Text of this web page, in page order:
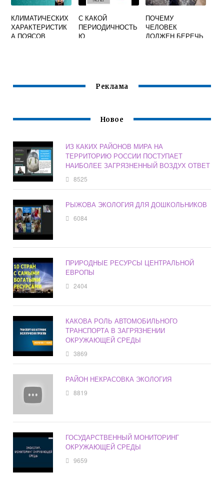
КЛИМАТИЧЕСКИХ
ХАРАКТЕРИСТИК
А ПОЯСОВ
С КАКОЙ
ПЕРИОДИЧНОСТЬ
Ю
ВОЗДУХА
ПОЧЕМУ
ЧЕЛОВЕК
ДОЛЖЕН БЕРЕЧЬ
Реклама
Новое
ИЗ КАКИХ РАЙОНОВ МИРА НА
ТЕРРИТОРИЮ РОССИИ ПОСТУПАЕТ
НАИБОЛЕЕ ЗАГРЯЗНЕННЫЙ ВОЗДУХ ОТВЕТ
8525
РЫЖОВА ЭКОЛОГИЯ ДЛЯ ДОШКОЛЬНИКОВ
6084
ПРИРОДНЫЕ РЕСУРСЫ ЦЕНТРАЛЬНОЙ
ЕВРОПЫ
2404
КАКОВА РОЛЬ АВТОМОБИЛЬНОГО
ТРАНСПОРТА В ЗАГРЯЗНЕНИИ
ОКРУЖАЮЩЕЙ СРЕДЫ
3869
РАЙОН НЕКРАСОВКА ЭКОЛОГИЯ
8819
ГОСУДАРСТВЕННЫЙ МОНИТОРИНГ
ОКРУЖАЮЩЕЙ СРЕДЫ
9659